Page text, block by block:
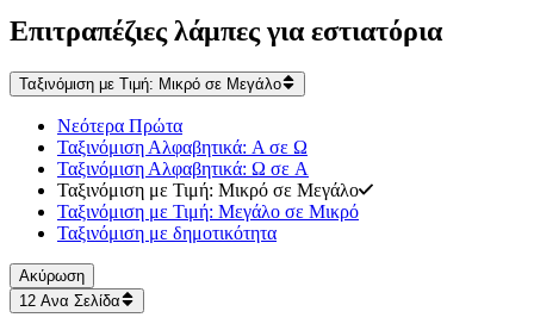
Επιτραπέζιες λάμπες για εστιατόρια
Ταξινόμιση με Τιμή: Μικρό σε Μεγάλο
Νεότερα Πρώτα
Ταξινόμιση Αλφαβητικά: A σε Ω
Ταξινόμιση Αλφαβητικά: Ω σε A
Ταξινόμιση με Τιμή: Μικρό σε Μεγάλο
Ταξινόμιση με Τιμή: Μεγάλο σε Μικρό
Ταξινόμιση με δημοτικότητα
Ακύρωση
12 Ανα Σελίδα